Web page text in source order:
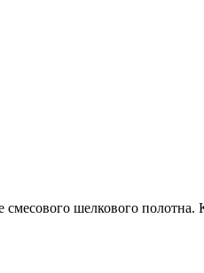
шелкового полотна.